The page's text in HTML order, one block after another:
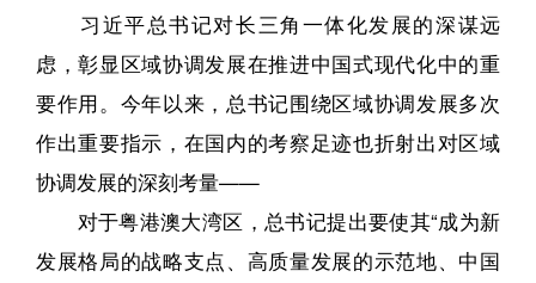
习近平总书记对长三角一体化发展的深谋远
虑，彰显区域协调发展在推进中国式现代化中的重
要作用。今年以来，总书记围绕区域协调发展多次
作出重要指示，在国内的考察足迹也折射出对区域
协调发展的深刻考量——
对于粤港澳大湾区，总书记提出要使其“成为新
发展格局的战略支点、高质量发展的示范地、中国